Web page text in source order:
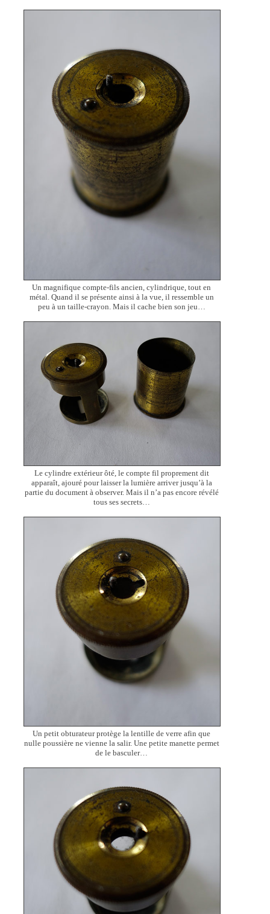
Un magnifique compte-fils ancien, cylindrique, tout en
métal. Quand il se présente ainsi à la vue, il ressemble un
peu à un taille-crayon. Mais il cache bien son jeu…
Le cylindre extérieur ôté, le compte fil proprement dit
apparaît, ajouré pour laisser la lumière arriver jusqu’à la
partie du document à observer. Mais il n’a pas encore révélé
tous ses secrets…
Un petit obturateur protège la lentille de verre afin que
nulle poussière ne vienne la salir. Une petite manette permet
de le basculer…